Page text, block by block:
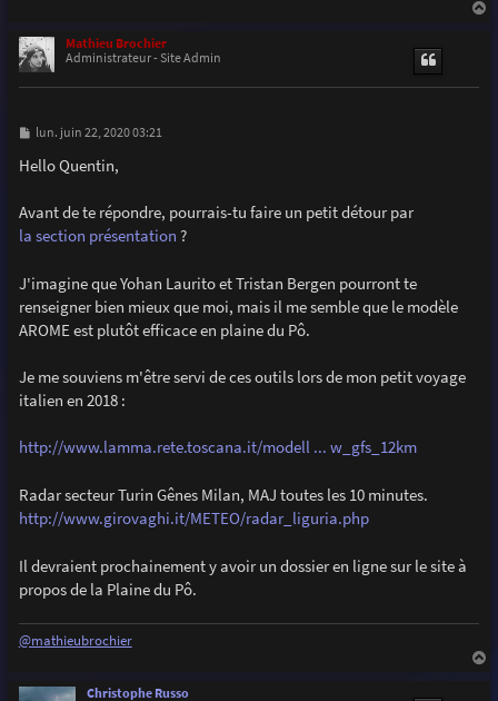
Mathieu Brochier
Administrateur - Site Admin
M
s
s
e
lun. juin 22, 2020 03:21
Hello Quentin,
Avant de te répondre, pourrais-tu faire un petit détour par
la section présentation ?
J'imagine que Yohan Laurito et Tristan Bergen pourront te
renseigner bien mieux que moi, mais il me semble que le modèle
AROME est plutôt efficace en plaine du Pô.
Je me souviens m'être servi de ces outils lors de mon petit voyage
italien en 2018 :
http://www.lamma.rete.toscana.it/modell ... w_gfs_12km
Radar secteur Turin Gênes Milan, MAJ toutes les 10 minutes.
http://www.girovaghi.it/METEO/radar_liguria.php
Il devraient prochainement y avoir un dossier en ligne sur le site à
propos de la Plaine du Pô.
@mathieubrochier
Christophe Russo